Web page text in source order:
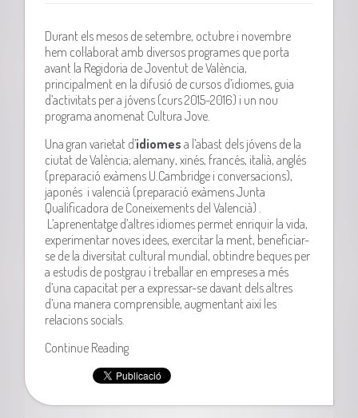
Durant els mesos de setembre, octubre i novembre
hem col·laborat amb diversos programes que porta
avant la Regidoria de Joventut de València,
principalment en la difusió de cursos d’idiomes, guia
d’activitats per a jóvens (curs 2015-2016) i un nou
programa anomenat Cultura Jove.
Una gran varietat d’idiomesa l’abast dels jóvens de la
ciutat de València; alemany, xinés, francés, italià, anglés
(preparació exàmens U.Cambridge i conversacions),
japonés i valencià (preparació exàmens Junta
Qualificadora de Coneixements del Valencià) .
L’aprenentatge d’altres idiomes permet enriquir la vida,
experimentar noves idees, exercitar la ment, beneficiar-
se de la diversitat cultural mundial, obtindre beques per
a estudis de postgrau i treballar en empreses a més
d’una capacitat per a expressar-se davant dels altres
d’una manera comprensible, augmentant així les
relacions socials.
Continue Reading